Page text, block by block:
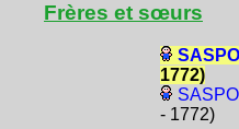
Frères et sœurs
1772)
- 1772)